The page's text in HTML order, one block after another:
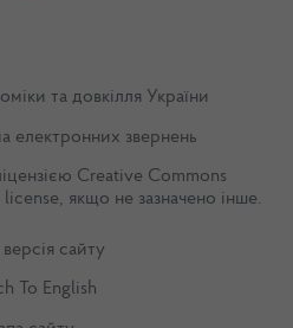
та довкілля України
електронних звернень
Creative Commons
, якщо не зазначено інше.
сайту
To English